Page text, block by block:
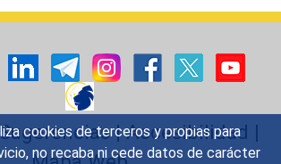
cookies de terceros y propias para
no recaba ni cede datos de carácter
Sugerencias|Accesibilidad |